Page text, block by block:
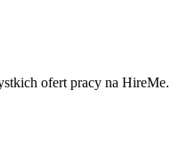
ofert pracy na HireMe.